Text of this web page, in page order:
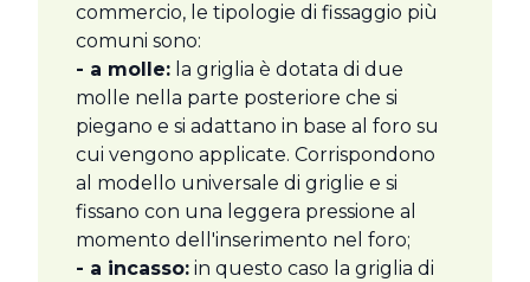
commercio, le tipologie di fissaggio più
comuni sono:
- a molle: la griglia è dotata di due
molle nella parte posteriore che si
piegano e si adattano in base al foro su
cui vengono applicate. Corrispondono
al modello universale di griglie e si
fissano con una leggera pressione al
momento dell'inserimento nel foro;
- a incasso: in questo caso la griglia di